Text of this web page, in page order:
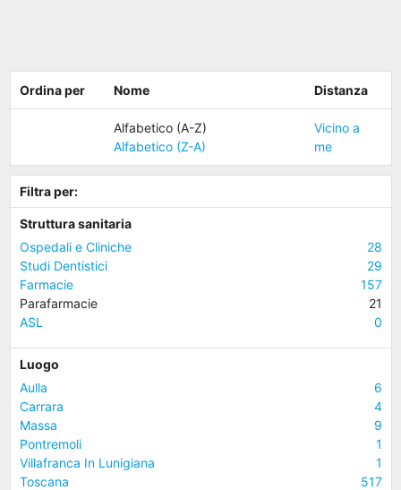
Ordina per Nome Distanza
Alfabetico (A-Z)
Alfabetico (Z-A)
Vicino a
me
Filtra per:
Struttura sanitaria
Ospedali e Cliniche
28
Studi Dentistici
29
Farmacie
157
Parafarmacie
21
ASL
0
Luogo
Aulla
6
Carrara
4
Massa
9
Pontremoli
1
Villafranca In Lunigiana
1
Toscana
517